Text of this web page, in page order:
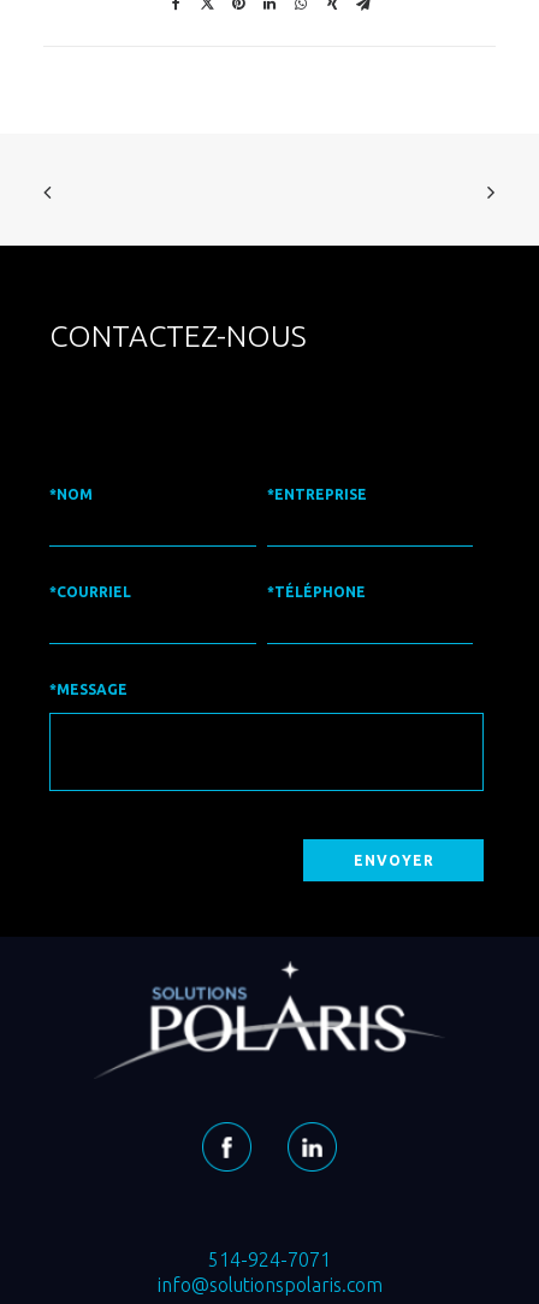
CONTACTEZ-NOUS
*NOM
*COURRIEL
*ENTREPRISE
*TÉLÉPHONE
*MESSAGE
514-924-7071
info@solutionspolaris.com